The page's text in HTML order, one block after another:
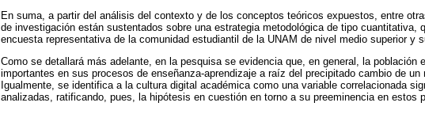
En suma, a partir del análisis del contexto y de los conceptos teóricos expuestos, entre
de investigación están sustentados sobre una estrategia metodológica de tipo cuantitativa,
encuesta representativa de la comunidad estudiantil de la UNAM de nivel medio superior y
Como se detallará más adelante, en la pesquisa se evidencia que, en general, la población
importantes en sus procesos de enseñanza-aprendizaje a raíz del precipitado cambio de un
Igualmente, se identifica a la cultura digital académica como una variable correlacionada
analizadas, ratificando, pues, la hipótesis en cuestión en torno a su preeminencia en estos